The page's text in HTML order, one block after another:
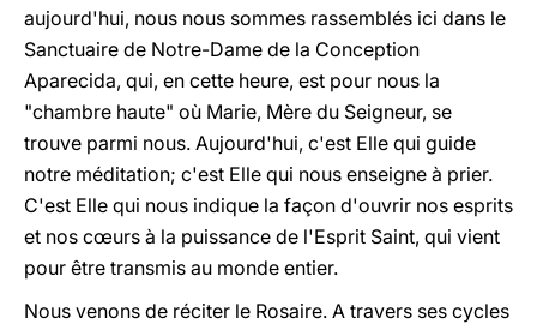
aujourd'hui, nous nous sommes rassemblés ici dans le
Sanctuaire de Notre-Dame de la Conception
Aparecida, qui, en cette heure, est pour nous la
"chambre haute" où Marie, Mère du Seigneur, se
trouve parmi nous. Aujourd'hui, c'est Elle qui guide
notre méditation; c'est Elle qui nous enseigne à prier.
C'est Elle qui nous indique la façon d'ouvrir nos esprits
et nos cœurs à la puissance de l'Esprit Saint, qui vient
pour être transmis au monde entier.
Nous venons de réciter le Rosaire. A travers ses cycles